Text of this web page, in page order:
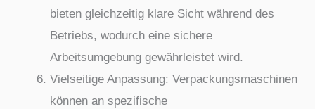
bieten gleichzeitig klare Sicht während des
Betriebs, wodurch eine sichere
Arbeitsumgebung gewährleistet wird.
Vielseitige Anpassung: Verpackungsmaschinen
können an spezifische